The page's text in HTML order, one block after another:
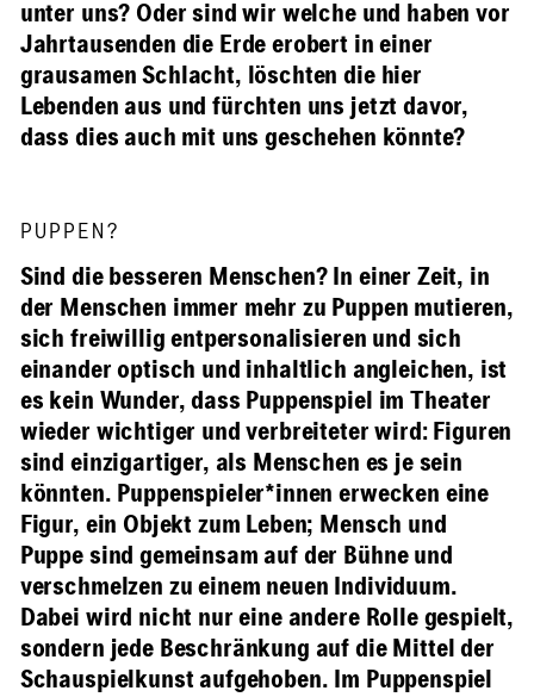
unter uns? Oder sind wir welche und haben vor
Jahrtausenden die Erde erobert in einer
grausamen Schlacht, löschten die hier
Lebenden aus und fürchten uns jetzt davor,
dass dies auch mit uns geschehen könnte?
PUPPEN?
Sind die besseren Menschen? In einer Zeit, in
der Menschen immer mehr zu Puppen mutieren,
sich freiwillig entpersonalisieren und sich
einander optisch und inhaltlich angleichen, ist
es kein Wunder, dass Puppenspiel im Theater
wieder wichtiger und verbreiteter wird: Figuren
sind einzigartiger, als Menschen es je sein
könnten. Puppenspieler*innen erwecken eine
Figur, ein Objekt zum Leben; Mensch und
Puppe sind gemeinsam auf der Bühne und
verschmelzen zu einem neuen Individuum.
Dabei wird nicht nur eine andere Rolle gespielt,
sondern jede Beschränkung auf die Mittel der
Schauspielkunst aufgehoben. Im Puppenspiel